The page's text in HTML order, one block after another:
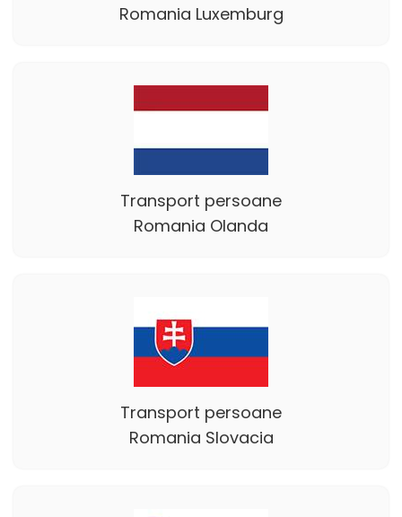
Romania Luxemburg
Transport persoane
Romania Olanda
Transport persoane
Romania Slovacia